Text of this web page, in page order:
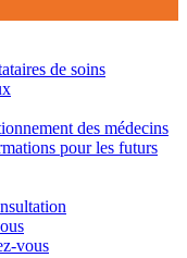
de soins
des médecins
pour les futurs
vous